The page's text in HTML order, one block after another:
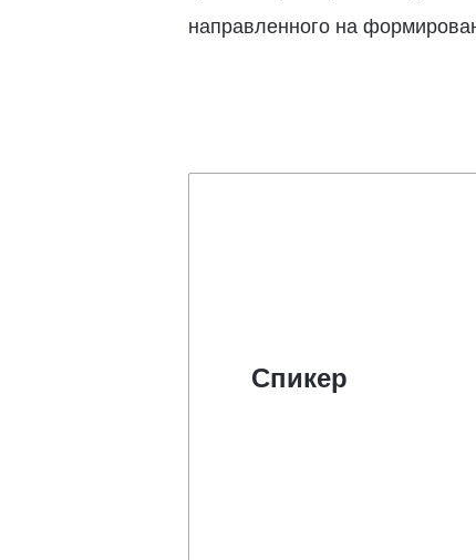
направленного на
Спикер